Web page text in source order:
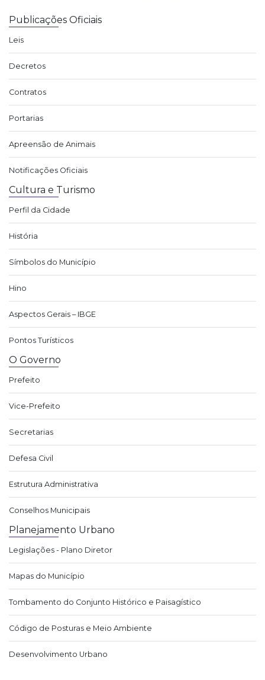
Publicações Oficiais
Leis
Decretos
Contratos
Portarias
Apreensão de Animais
Notificações Oficiais
Cultura e Turismo
Perfil da Cidade
História
Símbolos do Município
Hino
Aspectos Gerais – IBGE
Pontos Turísticos
O Governo
Prefeito
Vice-Prefeito
Secretarias
Defesa Civil
Estrutura Administrativa
Conselhos Municipais
Planejamento Urbano
Legislações - Plano Diretor
Mapas do Município
Tombamento do Conjunto Histórico e Paisagístico
Código de Posturas e Meio Ambiente
Desenvolvimento Urbano